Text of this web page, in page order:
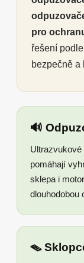
pro
řešení
bezpečně a
🔊
pomáhají
sklepa i
dlouhodobou
🪤